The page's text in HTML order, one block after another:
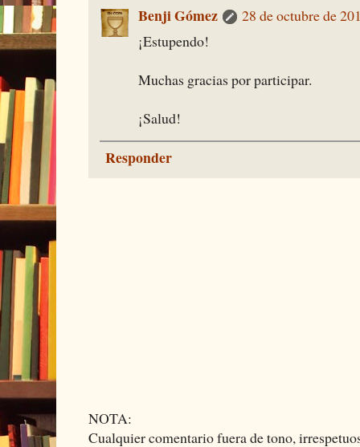
Benji Gómez
28 de octubre de
¡Estupendo!
Muchas gracias por participar.
¡Salud!
Responder
NOTA:
Cualquier comentario fuera de tono,